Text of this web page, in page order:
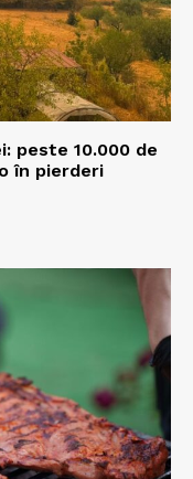
peste 10.000 de
în pierderi